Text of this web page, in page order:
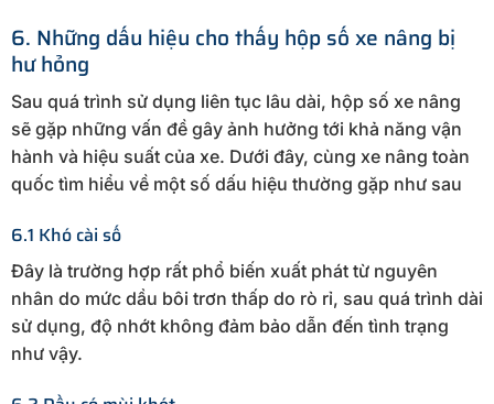
6. Những dấu hiệu cho thấy hộp số xe nâng bị
hư hỏng
Sau quá trình sử dụng liên tục lâu dài, hộp số xe nâng
sẽ gặp những vấn đề gây ảnh hưởng tới khả năng vận
hành và hiệu suất của xe. Dưới đây, cùng xe nâng toàn
quốc tìm hiểu về một số dấu hiệu thường gặp như sau
6.1 Khó cài số
Đây là trường hợp rất phổ biến xuất phát từ nguyên
nhân do mức dầu bôi trơn thấp do rò rỉ, sau quá trình dài
sử dụng, độ nhớt không đảm bảo dẫn đến tình trạng
như vậy.